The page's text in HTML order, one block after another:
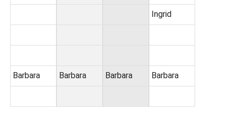
Barbara Barbara Barbara
Ingrid
Barbara